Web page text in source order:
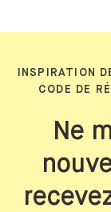
INSPIRATION
CODE DE
Ne